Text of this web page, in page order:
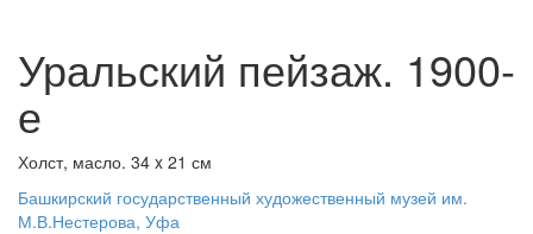
Уральский пейзаж. 1900-
е
Холст, масло. 34 x 21 см
Башкирский государственный художественный музей им.
М.В.Нестерова, Уфа